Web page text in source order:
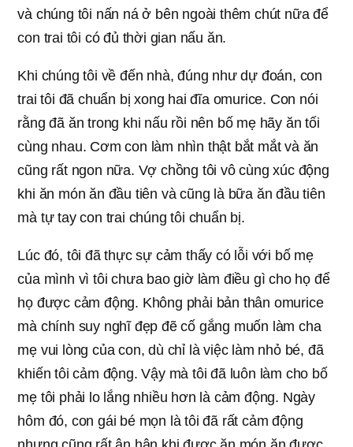
và chúng tôi nấn ná ở bên ngoài thêm chút nữa để
con trai tôi có đủ thời gian nấu ăn.
Khi chúng tôi về đến nhà, đúng như dự đoán, con
trai tôi đã chuẩn bị xong hai đĩa omurice. Con nói
rằng đã ăn trong khi nấu rồi nên bố mẹ hãy ăn tối
cùng nhau. Cơm con làm nhìn thật bắt mắt và ăn
cũng rất ngon nữa. Vợ chồng tôi vô cùng xúc động
khi ăn món ăn đầu tiên và cũng là bữa ăn đầu tiên
mà tự tay con trai chúng tôi chuẩn bị.
Lúc đó, tôi đã thực sự cảm thấy có lỗi với bố mẹ
của mình vì tôi chưa bao giờ làm điều gì cho họ để
họ được cảm động. Không phải bản thân omurice
mà chính suy nghĩ đẹp đẽ cố gắng muốn làm cha
mẹ vui lòng của con, dù chỉ là việc làm nhỏ bé, đã
khiến tôi cảm động. Vậy mà tôi đã luôn làm cho bố
mẹ tôi phải lo lắng nhiều hơn là cảm động. Ngày
hôm đó, con gái bé mọn là tôi đã rất cảm động